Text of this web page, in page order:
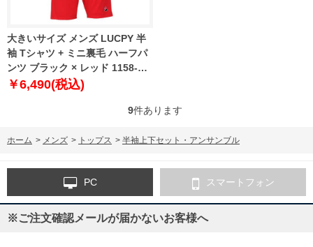
大きいサイズ メンズ LUCPY 半
袖 Tシャツ + ミニ裏毛 ハーフパ
ンツ ブラック × レッド 1158-
9207-2 3L 4L 5L 6L
￥6,490(税込)
9件あります
ホーム > メンズ > トップス > 半袖上下セット・アンサンブル
PC スマートフォン
※ご注文確認メールが届かないお客様へ